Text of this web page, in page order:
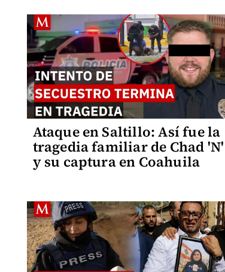
Ataque en Saltillo: Así fue la
tragedia familiar de Chad 'N'
y su captura en Coahuila